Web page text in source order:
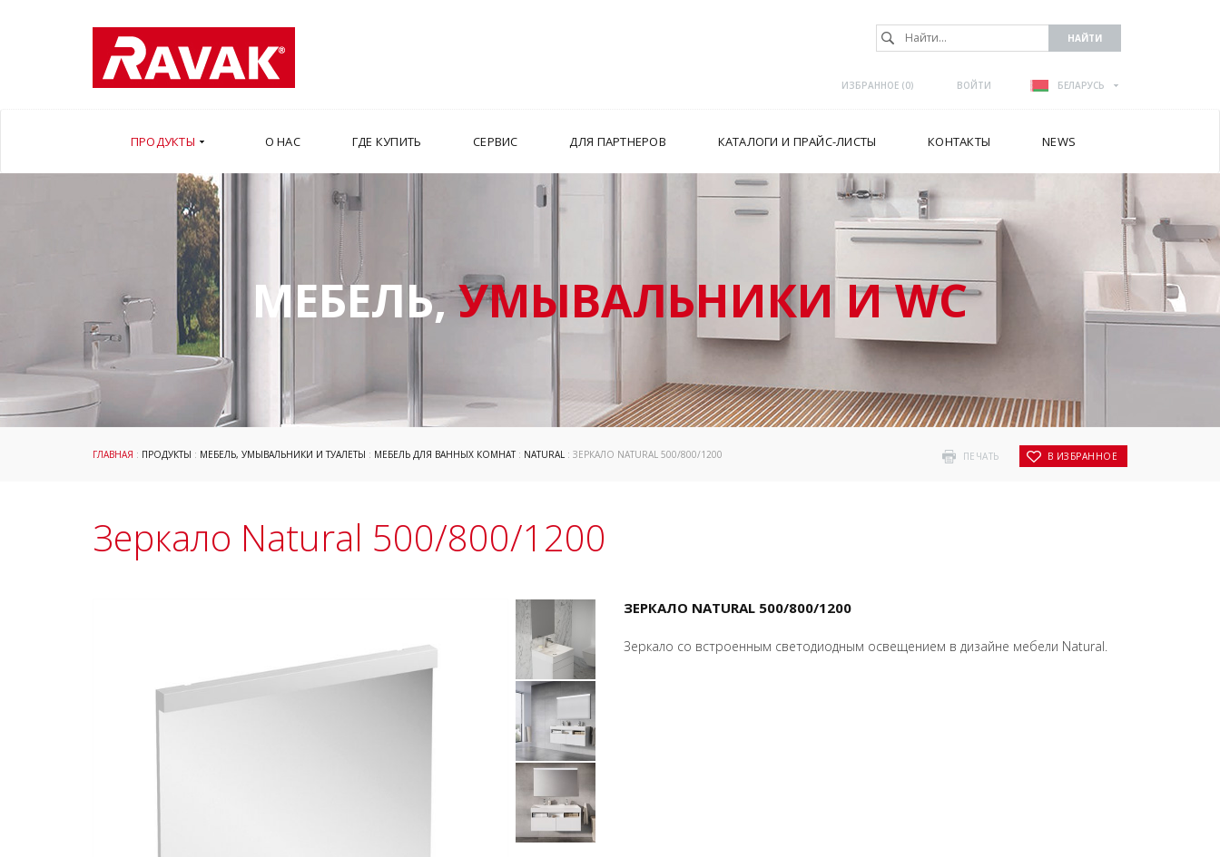
ИЗБРАННОЕ (0) ВОЙТИ БЕЛАРУСЬ
ПРОДУКТЫ О НАС ГДЕ КУПИТЬ СЕРВИС ДЛЯ ПАРТНЕРОВ КАТАЛОГИ И ПРАЙС-ЛИСТЫ КОНТАКТЫ NEWS
МЕБЕЛЬ,УМЫВАЛЬНИКИ И WC
ПЕЧАТЬ В ИЗБРАННОЕ
ГЛАВНАЯ : ПРОДУКТЫ : МЕБЕЛЬ, УМЫВАЛЬНИКИ И ТУАЛЕТЫ : МЕБЕЛЬ ДЛЯ ВАННЫХ КОМНАТ: NATURAL : ЗЕРКАЛО NATURAL 500/800/1200
Зеркало Natural 500/800/1200
ЗЕРКАЛО NATURAL 500/800/1200
Зеркало со встроенным светодиодным освещением в дизайне мебели Natural.